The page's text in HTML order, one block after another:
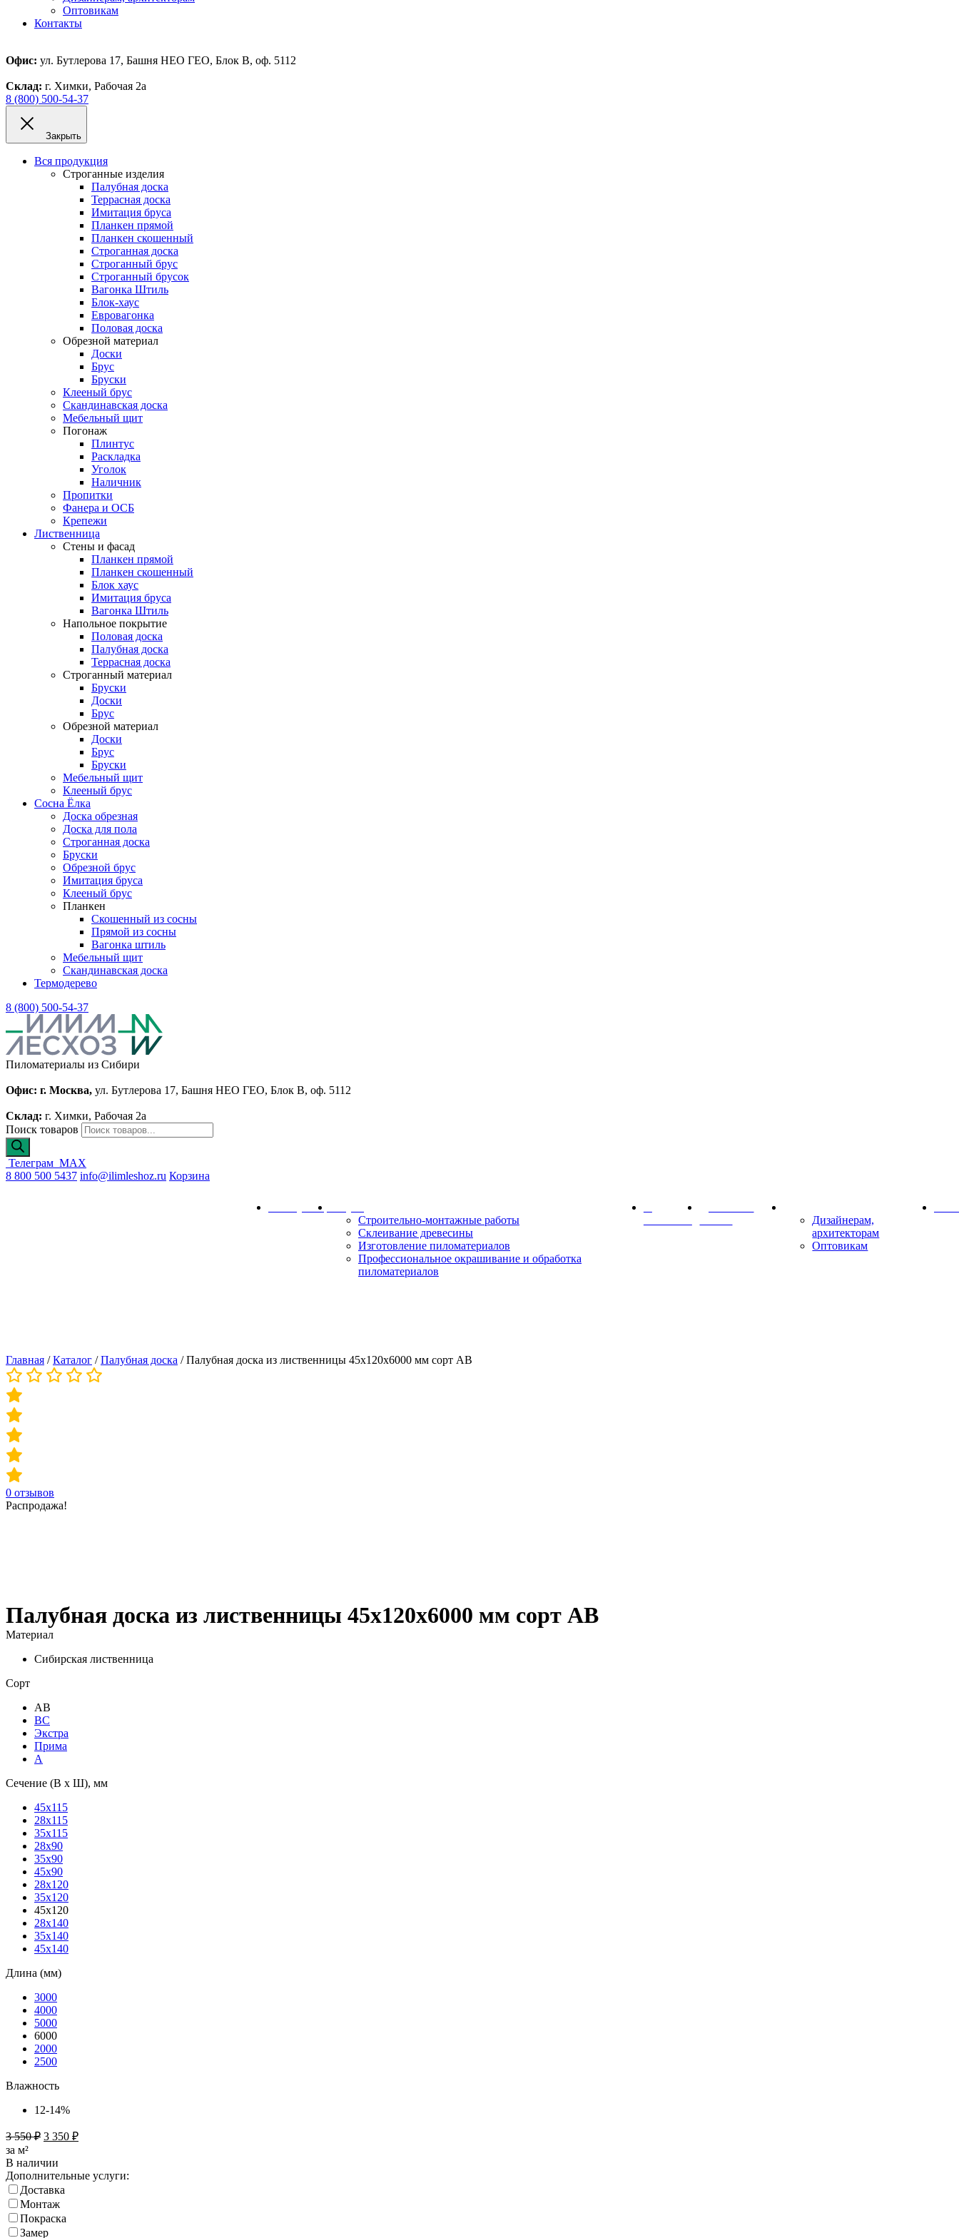
Оптовикам
Контакты
Офис: ул. Бутлерова 17, Башня НЕО ГЕО, Блок В, оф. 5112
Склад: г. Химки, Рабочая 2а
8 (800) 500-54-37
Закрыть
Вся продукция
Строганные изделия
Палубная доска
Террасная доска
Имитация бруса
Планкен прямой
Планкен скошенный
Строганная доска
Строганный брус
Строганный брусок
Вагонка Штиль
Блок-хаус
Евровагонка
Половая доска
Обрезной материал
Доски
Брус
Бруски
Клееный брус
Скандинавская доска
Мебельный щит
Погонаж
Плинтус
Раскладка
Уголок
Наличник
Пропитки
Фанера и ОСБ
Крепежи
Лиственница
Стены и фасад
Планкен прямой
Планкен скошенный
Блок хаус
Имитация бруса
Вагонка Штиль
Напольное покрытие
Половая доска
Палубная доска
Террасная доска
Строганный материал
Бруски
Доски
Брус
Обрезной материал
Доски
Брус
Бруски
Мебельный щит
Клееный брус
Сосна Ёлка
Доска обрезная
Доска для пола
Строганная доска
Бруски
Обрезной брус
Имитация бруса
Клееный брус
Планкен
Скошенный из сосны
Прямой из сосны
Вагонка штиль
Мебельный щит
Скандинавская доска
Термодерево
8 (800) 500-54-37
Пиломатериалы из Сибири
Офис: г. Москва, ул. Бутлерова 17, Башня НЕО ГЕО, Блок В, оф. 5112
Склад: г. Химки, Рабочая 2а
Поиск товаров
Телеграм MAX
8 800 500 5437 info@ilimleshoz.ru Корзина
Калькулятор
Строительно-монтажные работы
Склеивание древесины
Изготовление пиломатериалов
Профессиональное окрашивание и обработка
пиломатериалов
Дизайнерам,
архитекторам
Оптовикам
Главная /Каталог /Палубная доска /Палубная доска из лиственницы 45х120х6000 мм сорт АВ
0 отзывов
Распродажа!
Палубная доска из лиственницы 45х120х6000 мм сорт АВ
Материал
Сибирская лиственница
Сорт
АВ
ВС
Экстра
Прима
А
Сечение (В х Ш), мм
45х115
28х115
35х115
28х90
35х90
45х90
28х120
35х120
45х120
28х140
35х140
45х140
Длина (мм)
3000
4000
5000
6000
2000
2500
Влажность
12-14%
3 550₽ 3 350 ₽
за м²
В наличии
Дополнительные услуги:
Доставка
Монтаж
Покраска
Замер